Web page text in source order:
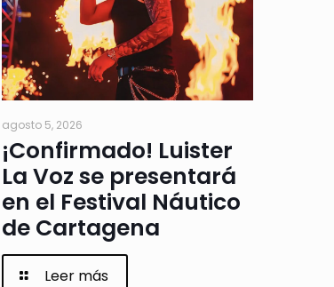
agosto 5, 2026
¡Confirmado! Luister
La Voz se presentará
en el Festival Náutico
de Cartagena
Leer más